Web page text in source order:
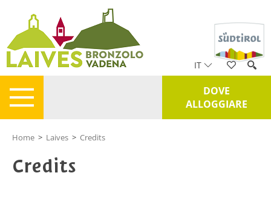
IT
DOVE
ALLOGGIARE
Home > Laives > Credits
Credits